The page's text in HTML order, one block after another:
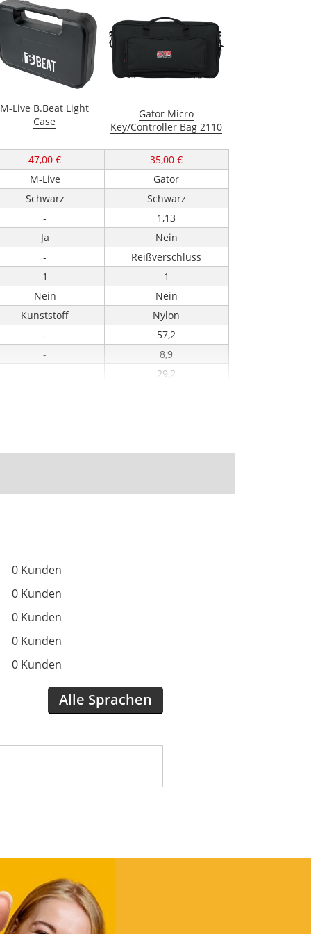
M-Live B.Beat Light
Case
Gator Micro
Key/Controller Bag 2110
47,00 €
35,00 €
M-Live
Gator
Schwarz
Schwarz
-
1,13
Ja
Nein
-
Reißverschluss
1
1
Nein
Nein
Kunststoff
Nylon
-
57,2
-
8,9
-
29,2
0 Kunden
0 Kunden
0 Kunden
0 Kunden
0 Kunden
Alle Sprachen